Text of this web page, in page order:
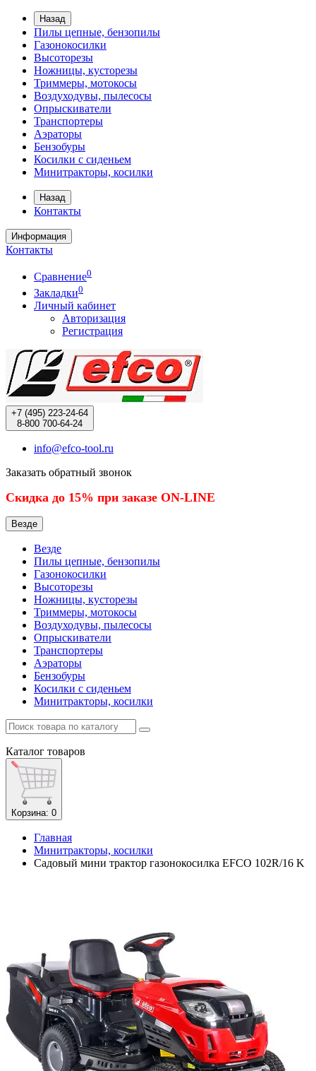
Назад
Пилы цепные, бензопилы
Газонокосилки
Высоторезы
Ножницы, кусторезы
Триммеры, мотокосы
Воздуходувы, пылесосы
Опрыскиватели
Транспортеры
Аэраторы
Бензобуры
Косилки с сиденьем
Минитракторы, косилки
Назад
Контакты
Информация
Контакты
Сравнение0
Закладки0
Личный кабинет
Авторизация
Регистрация
+7 (495) 223-24-64
8-800 700-64-24
info@efco-tool.ru
Заказать обратный звонок
Скидка до 15% при заказе ON-LINE
Везде
Везде
Пилы цепные, бензопилы
Газонокосилки
Высоторезы
Ножницы, кусторезы
Триммеры, мотокосы
Воздуходувы, пылесосы
Опрыскиватели
Транспортеры
Аэраторы
Бензобуры
Косилки с сиденьем
Минитракторы, косилки
Каталог товаров
Корзина: 0
Главная
Минитракторы, косилки
Садовый мини трактор газонокосилка EFCO 102R/16 K